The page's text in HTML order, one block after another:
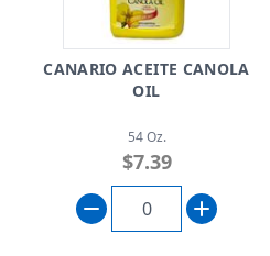
CANARIO ACEITE CANOLA
OIL
54 Oz.
$7.39